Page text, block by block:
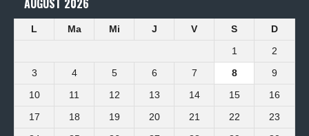
L Ma Mi J V S D
1
2
3
4 5 6 7 8
9
10
11 12 13 14 15
16
17
18 19 20 21 22
23